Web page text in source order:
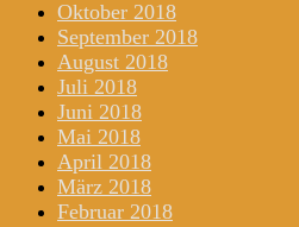
Oktober 2018
September 2018
August 2018
Juli 2018
Juni 2018
Mai 2018
April 2018
März 2018
Februar 2018